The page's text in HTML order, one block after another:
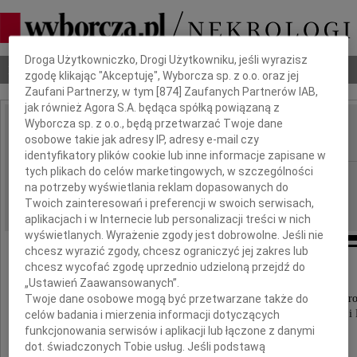
Nekrologi Odeszli Poradnik pogrzebowy
IMIĘ I NAZWISKO: Witold Miadziołko
REGION: Zielona Góra
DATA EMISJI: 19.07.2010
Z głębokim żalem zawiadamiamy,
że dnia 16 lipca 2010 roku po walce z ciężką
odszedł od nas w wieku 80 lat najukochańszy Mąż i
Dbamy o Twoją prywatność
Droga Użytkowniczko, Drogi Użytkowniku, jeśli wyrazisz
zgodę klikając "Akceptuję", Wyborcza sp. z o.o. oraz jej
Zaufani Partnerzy, w tym [874 ] Zaufanych Partnerów IAB,
jak również Agora S.A. będąca spółką powiązaną z
Wyborcza sp. z o.o., będą przetwarzać Twoje dane
osobowe takie jak adresy IP, adresy e-mail czy
identyfikatory plików cookie lub inne informacje zapisane w
tych plikach do celów marketingowych, w szczególności
na potrzeby wyświetlania reklam dopasowanych do
Twoich zainteresowań i preferencji w swoich serwisach,
aplikacjach i w Internecie lub personalizacji treści w nich
wyświetlanych. Wyrażenie zgody jest dobrowolne. Jeśli nie
chcesz wyrazić zgody, chcesz ograniczyć jej zakres lub
chcesz wycofać zgodę uprzednio udzieloną przejdź do
„Ustawień Zaawansowanych”.
Twoje dane osobowe mogą być przetwarzane także do
celów badania i mierzenia informacji dotyczących
funkcjonowania serwisów i aplikacji lub łączone z danymi
dot. świadczonych Tobie usług. Jeśli podstawą